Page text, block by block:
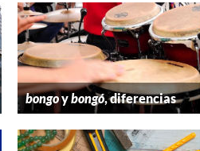
bongoybongó, diferencias